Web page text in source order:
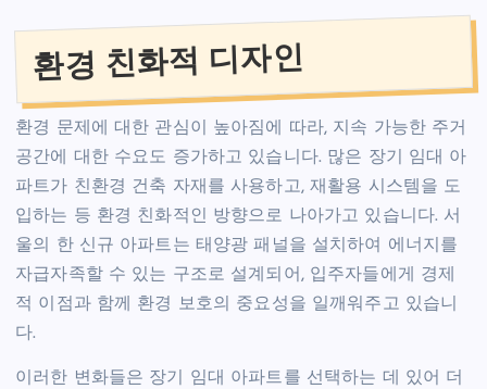
환경 친화적 디자인
환경 문제에 대한 관심이 높아짐에 따라, 지속 가능한 주거
공간에 대한 수요도 증가하고 있습니다. 많은 장기 임대 아
파트가 친환경 건축 자재를 사용하고, 재활용 시스템을 도
입하는 등 환경 친화적인 방향으로 나아가고 있습니다. 서
울의 한 신규 아파트는 태양광 패널을 설치하여 에너지를
자급자족할 수 있는 구조로 설계되어, 입주자들에게 경제
적 이점과 함께 환경 보호의 중요성을 일깨워주고 있습니
다.
이러한 변화들은 장기 임대 아파트를 선택하는 데 있어 더